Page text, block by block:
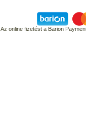
Az online fizetést a Barion